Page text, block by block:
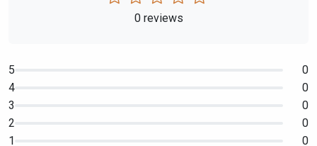
0 reviews
5
0
4
0
3
0
2
0
1
0